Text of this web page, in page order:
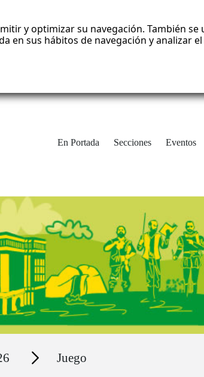
y optimizar su navegación. También
en sus hábitos de navegación y analizar
En Portada Secciones Eventos
Secciones Juego